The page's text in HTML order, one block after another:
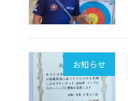
お知らせ